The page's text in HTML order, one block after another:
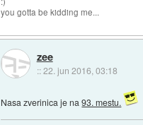
you gotta be kidding me...
zee
::22. jun 2016, 03:18
Nasa zverinica je na93. mestu.